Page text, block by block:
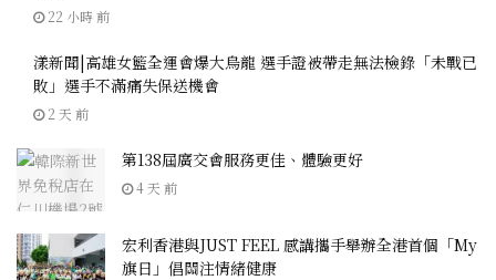
22 小時 前
漾新聞|高雄女籃全運會爆大烏龍 選手證被帶走無法檢錄「未戰已
敗」選手不滿痛失保送機會
2 天 前
第138屆廣交會服務更佳、體驗更好
4 天 前
宏利香港與JUST FEEL 感講攜手舉辦全港首個「My
旗日」倡關注情緒健康